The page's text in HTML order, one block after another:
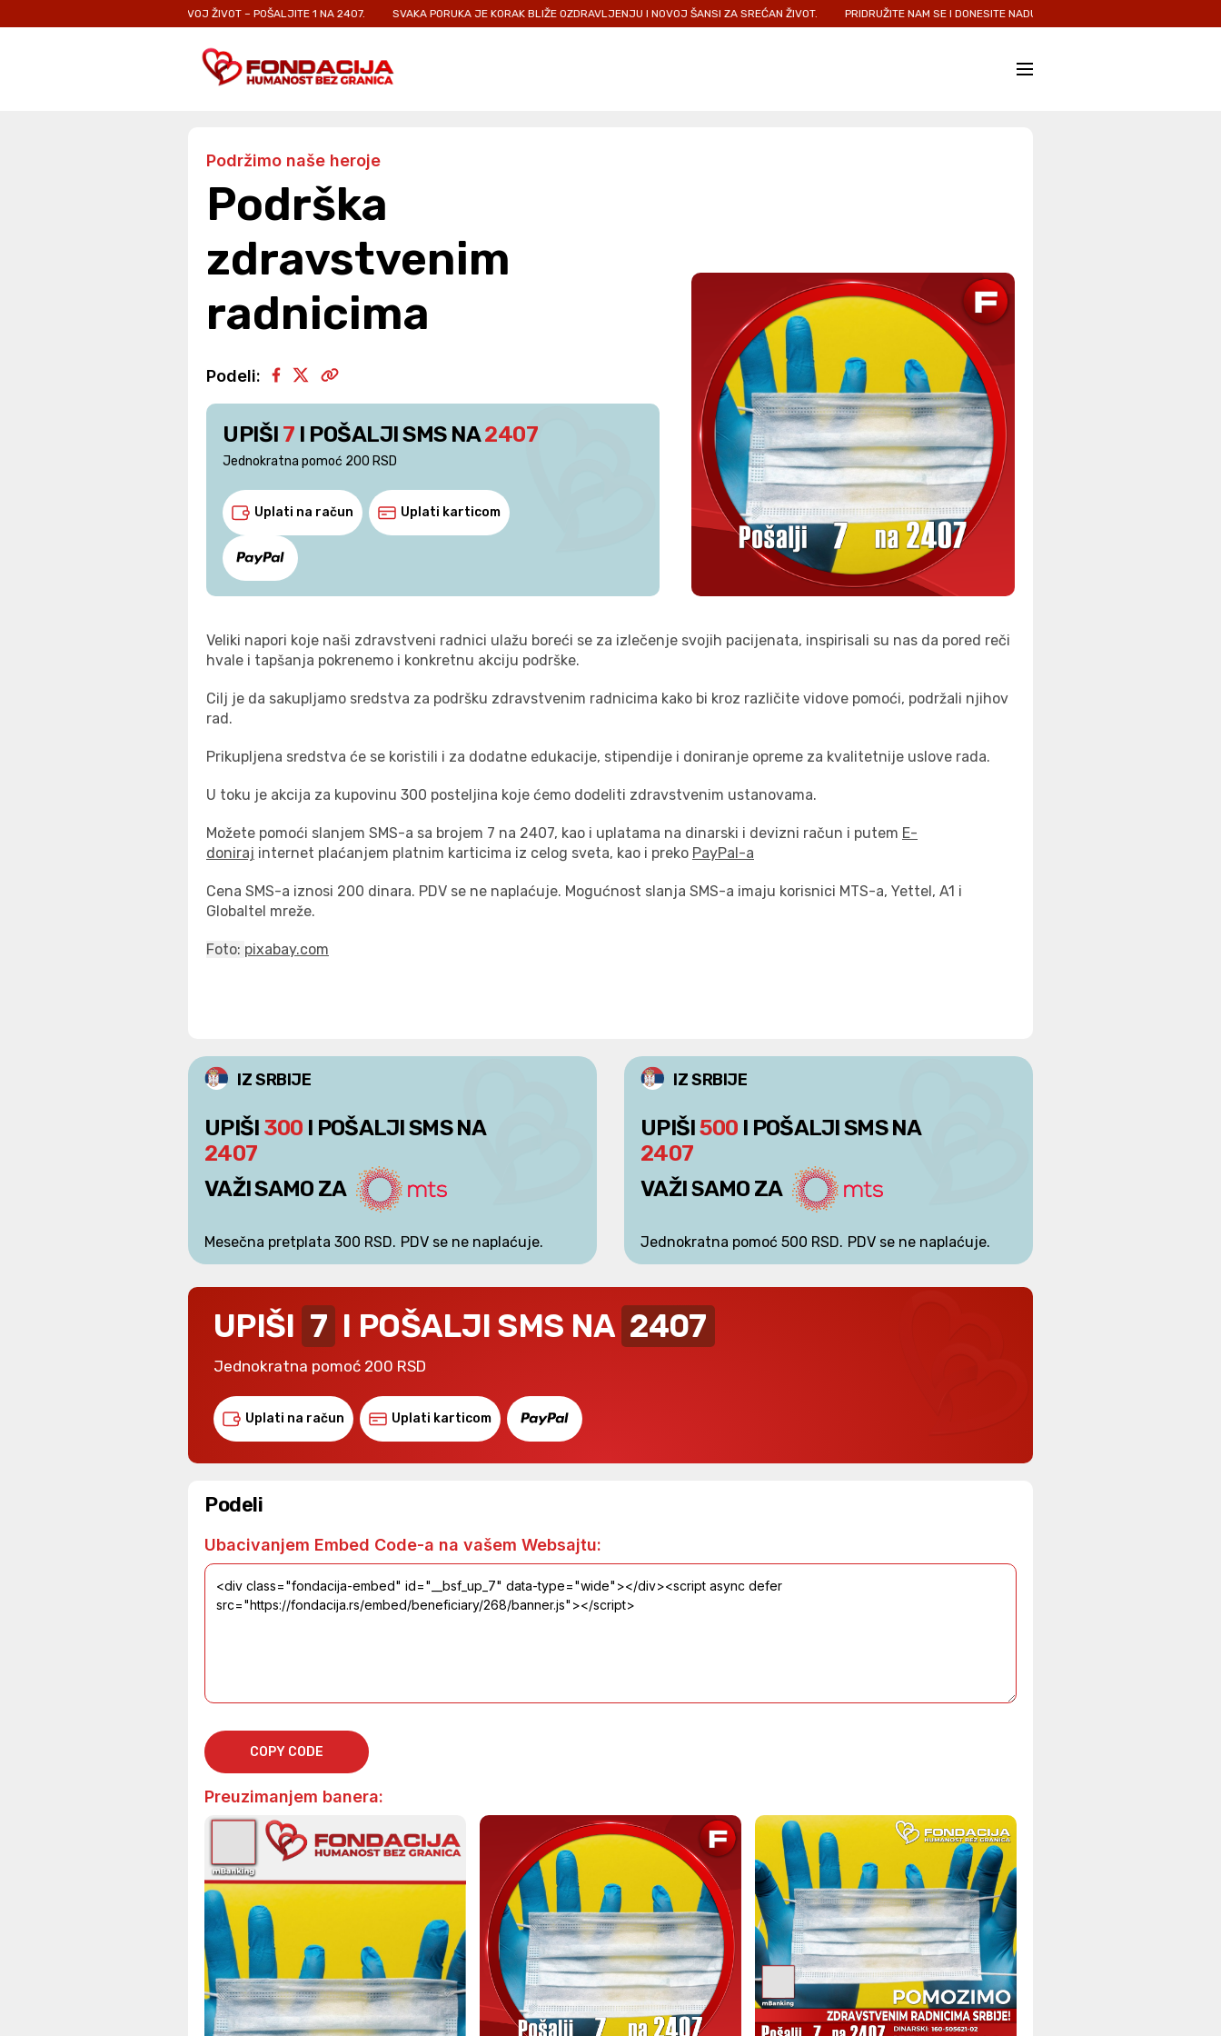
KOJI SE BORE ZA SVOJ ŽIVOT – POŠALJITE 1 NA 2407. SVAKA PORUKA JE KORAK BLIŽE OZDRAVLJENJU I NOVOJ ŠANSI ZA SREĆAN ŽIVOT. PRIDRUŽITE NAM SE I DONESITE NADU I LJUBAV ONIMA KOJIMA JE NAJPOTREBNIJA.
Podržimo naše heroje
Podrška
zdravstvenim
radnicima
Podeli:
UPIŠI 7 I POŠALJI SMS NA2407
Jednokratna pomoć 200 RSD
Uplati na račun Uplati karticom
Veliki napori koje naši zdravstveni radnici ulažu boreći se za izlečenje svojih pacijenata, inspirisali su nas da pored reči
hvale i tapšanja pokrenemo i konkretnu akciju podrške.
Cilj je da sakupljamo sredstva za podršku zdravstvenim radnicima kako bi kroz različite vidove pomoći, podržali njihov
rad.
Prikupljena sredstva će se koristili i za dodatne edukacije, stipendije i doniranje opreme za kvalitetnije uslove rada.
U toku je akcija za kupovinu 300 posteljina koje ćemo dodeliti zdravstvenim ustanovama.
Možete pomoći slanjem SMS-a sa brojem 7 na 2407, kao i uplatama na dinarski i devizni račun i putem E-
doniraj internet plaćanjem platnim karticima iz celog sveta, kao i preko PayPal-a
Cena SMS-a iznosi 200 dinara. PDV se ne naplaćuje. Mogućnost slanja SMS-a imaju korisnici MTS-a, Yettel, A1 i
Globaltel mreže.
Foto: pixabay.com
IZ SRBIJE
UPIŠI 300 I POŠALJI SMS NA
2407
VAŽI SAMO ZA
Mesečna pretplata 300 RSD. PDV se ne naplaćuje.
IZ SRBIJE
UPIŠI500 I POŠALJI SMS NA
2407
VAŽI SAMO ZA
Jednokratna pomoć 500 RSD. PDV se ne naplaćuje.
UPIŠI 7 I POŠALJI SMS NA 2407
Jednokratna pomoć 200 RSD
Uplati na račun Uplati karticom
Podeli
Ubacivanjem Embed Code-a na vašem Websajtu:
COPY CODE
Preuzimanjem banera: